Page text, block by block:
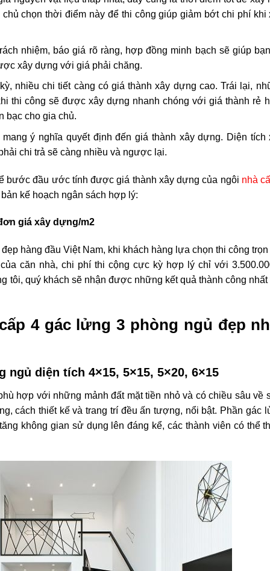
chọn thời điểm này để thi công giúp giảm bớt chi phí khi
nhiệm, báo giá rõ ràng, hợp đồng minh bạch sẽ giúp
xây dựng với giá phải chăng.
nhiều chi tiết càng có giá thành xây dựng cao. Trái lại,
thi công sẽ được xây dựng nhanh chóng với giá thành rẻ
bạc cho gia chủ.
ý nghĩa quyết định đến giá thành xây dựng. Diện tích
chi trả sẽ càng nhiều và ngược lại.
bước đầu ước tính được giá thành xây dựng của ngôi nhà
kế hoạch ngân sách hợp lý:
giá xây dựng/m2
hàng đầu Việt Nam, khi khách hàng lựa chọn thi công trọn
căn nhà, chi phí thi cộng cực kỳ hợp lý chỉ với
tôi, quý khách sẽ nhận được những kết quả thành công nhất
4 gác lửng 3 phòng ngủ đẹp
ngủ diện tích 4×15, 5×15, 5×20, 6×15
hợp với những mảnh đất mặt tiền nhỏ và có chiều sâu về
cách thiết kế và trang trí đều ấn tượng, nổi bật. Phần gác
không gian sử dụng lên đáng kể, các thành viên có thể